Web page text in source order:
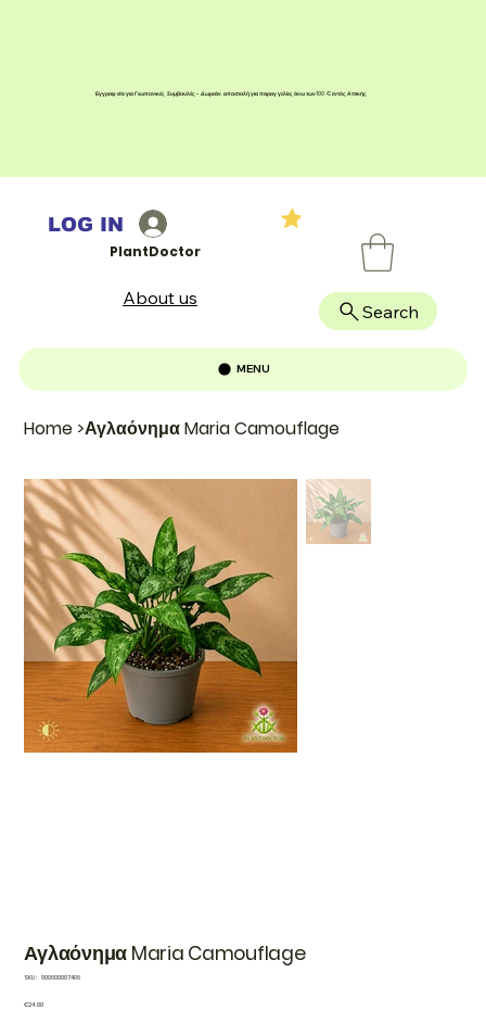
Home >Αγλαόνημα Maria Camouflage
Αγλαόνημα Maria Camouflage
SKU: SKU
000600007496
Price
€24.00
Εγγραφείτε για Γεωπονικές Συμβουλές - Δωρεάν αποστολή για παραγγελίες άνω των 100 € εντός Αττικής
PlantDoctor
Search
MENU
LOG IN
About us